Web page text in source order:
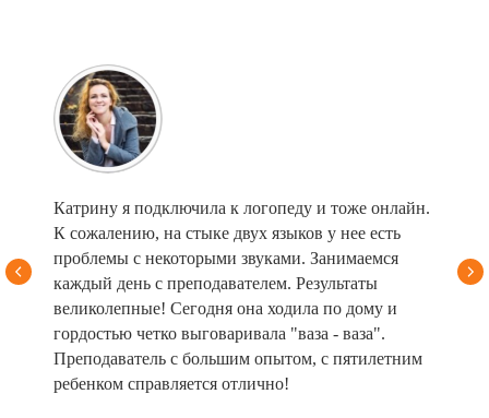
Катрину я подключила к логопеду и тоже онлайн.
К сожалению, на стыке двух языков у нее есть
проблемы с некоторыми звуками. Занимаемся
каждый день с преподавателем. Результаты
великолепные! Сегодня она ходила по дому и
гордостью четко выговаривала "ваза - ваза".
Преподаватель с большим опытом, с пятилетним
ребенком справляется отлично!